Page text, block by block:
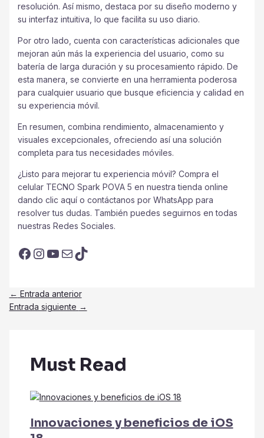
resolución. Así mismo, destaca por su diseño moderno y
su interfaz intuitiva, lo que facilita su uso diario.
Por otro lado, cuenta con características adicionales que
mejoran aún más la experiencia del usuario, como su
batería de larga duración y su procesamiento rápido. De
esta manera, se convierte en una herramienta poderosa
para cualquier usuario que busque eficiencia y calidad en
su experiencia móvil.
En resumen, combina rendimiento, almacenamiento y
visuales excepcionales, ofreciendo así una solución
completa para tus necesidades móviles.
¿Listo para mejorar tu experiencia móvil? Compra el
celular TECNO Spark POVA 5 en nuestra tienda online
dando clic aquí o contáctanos por WhatsApp para
resolver tus dudas. También puedes seguirnos en todas
nuestras Redes Sociales.
Facebook
Instagram
YouTube
Correo electrónico
TikTok
Navegación
de
← Entrada anterior
Entrada siguiente →
Must Read
Innovaciones y beneficios de iOS